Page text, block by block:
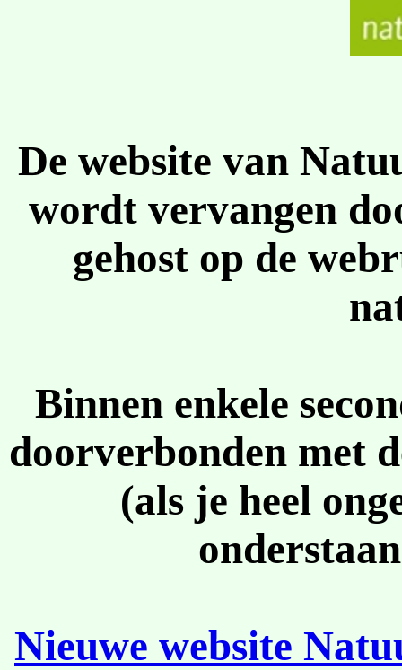
De website van
wordt vervangen
gehost op de
Binnen enkele
doorverbonden met
(als je heel
Nieuwe website